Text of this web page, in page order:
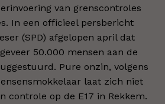
van grenscontroles
In een officieel persbericht
(SPD) afgelopen april dat
50.000 mensen aan de
Pure onzin, volgens
laat zich niet
controle op de E17 in Rekkem.